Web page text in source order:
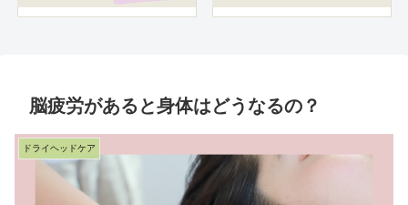
脳疲労があると身体はどうなるの？
ドライヘッドケア